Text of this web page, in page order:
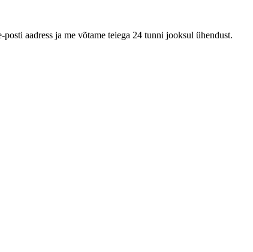
aadress ja me võtame teiega 24 tunni jooksul ühendust.